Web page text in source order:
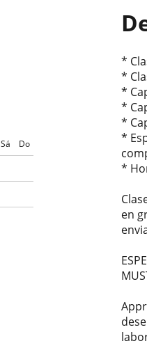
Sá Do
*
*
*
*
*
*
*
en